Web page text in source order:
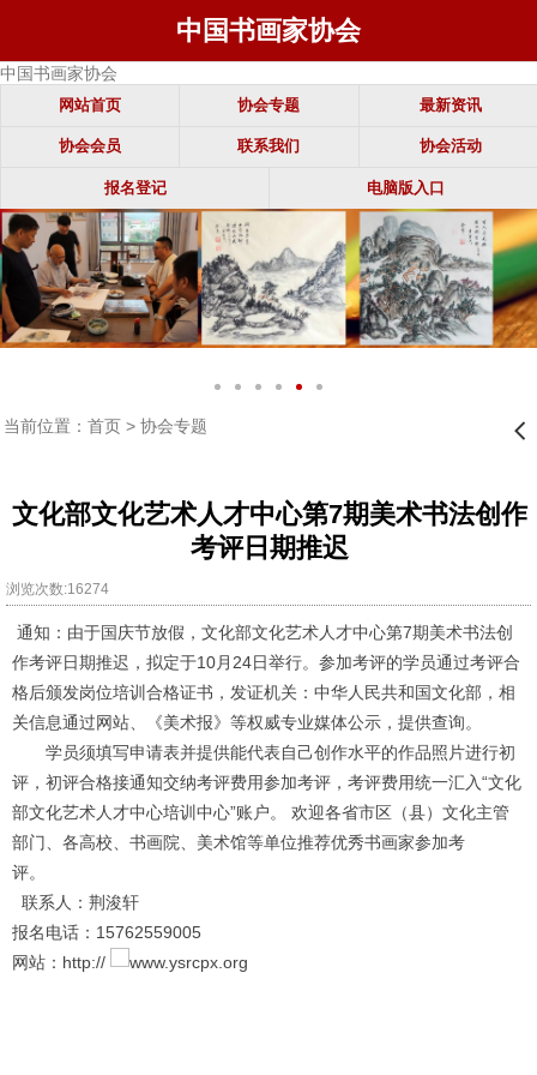
中国书画家协会
中国书画家协会
网站首页 协会专题 最新资讯
协会会员 联系我们 协会活动
报名登记 电脑版入口
当前位置： 首页> 协会专题 󰊒
文化部文化艺术人才中心第7期美术书法创作
考评日期推迟
浏览次数:16274
通知：由于国庆节放假，文化部文化艺术人才中心第7期美术书法创
作考评日期推迟，拟定于10月24日举行。参加考评的学员通过考评合
格后颁发岗位培训合格证书，发证机关：中华人民共和国文化部，相
关信息通过网站、《美术报》等权威专业媒体公示，提供查询。
学员须填写申请表并提供能代表自己创作水平的作品照片进行初
评，初评合格接通知交纳考评费用参加考评，考评费用统一汇入“文化
部文化艺术人才中心培训中心”账户。 欢迎各省市区（县）文化主管
部门、各高校、书画院、美术馆等单位推荐优秀书画家参加考
评。
联系人：荆浚轩
报名电话：15762559005
网站：http://
www.ysrcpx.org